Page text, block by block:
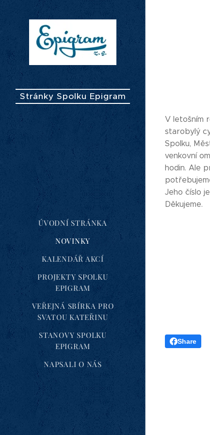
Stránky Spolku Epigram
ÚVODNÍ STRÁNKA
NOVINKY
KALENDÁŘ AKCÍ
PROJEKTY SPOLKU
EPIGRAM
VEŘEJNÁ SBÍRKA PRO
SVATOU KATEŘINU
STANOVY SPOLKU
EPIGRAM
NAPSALI O NÁS
V letošním
starobylý
Spolku,
venkovní
hodin. Ale
Jeho číslo
Děkujeme.
Share